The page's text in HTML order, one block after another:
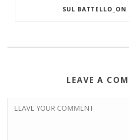
SUL BATTELLO_ON
LEAVE A